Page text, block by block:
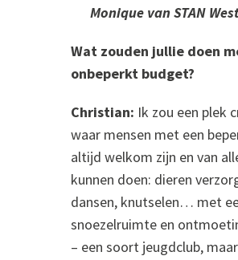
Monique van STAN
Wat zouden jullie doen
onbeperkt budget?
Christian: Ik zou een plek
waar mensen met een
altijd welkom zijn en van
kunnen doen: dieren
dansen, knutselen… met
snoezelruimte en
– een soort jeugdclub,